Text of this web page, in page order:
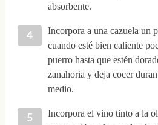
absorbente.
Incorpora a una cazuela un
cuando esté bien caliente
puerro hasta que estén
zanahoria y deja cocer
medio.
Incorpora el vino tinto a la